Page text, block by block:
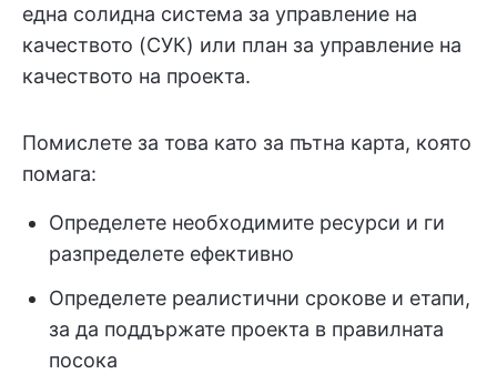
една солидна система за управление на
качеството (СУК) или план за управление на
качеството на проекта.
Помислете за това като за пътна карта, която
помага:
Определете необходимите ресурси и ги
разпределете ефективно
Определете реалистични срокове и етапи,
за да поддържате проекта в правилната
посока